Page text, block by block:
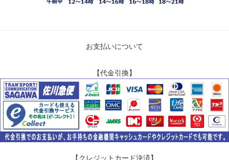
お支払いについて
【代金引換】
【クレジットカード決済】